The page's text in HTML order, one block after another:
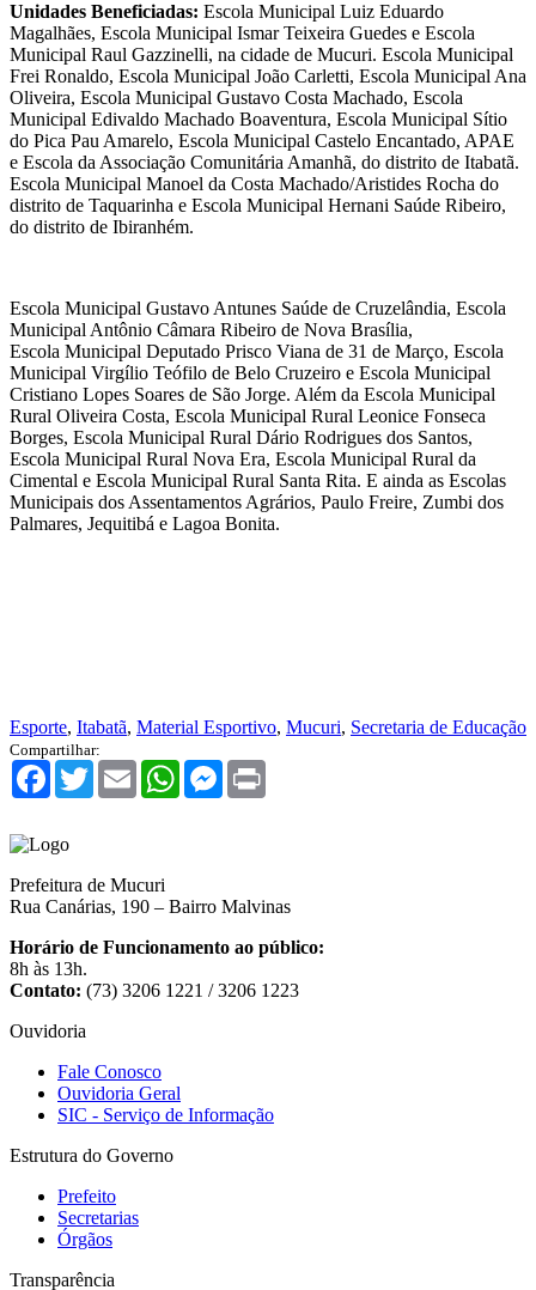
Unidades Beneficiadas: Escola Municipal Luiz Eduardo
Magalhães, Escola Municipal Ismar Teixeira Guedes e Escola
Municipal Raul Gazzinelli, na cidade de Mucuri. Escola Municipal
Frei Ronaldo, Escola Municipal João Carletti, Escola Municipal Ana
Oliveira, Escola Municipal Gustavo Costa Machado, Escola
Municipal Edivaldo Machado Boaventura, Escola Municipal Sítio
do Pica Pau Amarelo, Escola Municipal Castelo Encantado, APAE
e Escola da Associação Comunitária Amanhã, do distrito de Itabatã.
Escola Municipal Manoel da Costa Machado/Aristides Rocha do
distrito de Taquarinha e Escola Municipal Hernani Saúde Ribeiro,
do distrito de Ibiranhém.
Escola Municipal Gustavo Antunes Saúde de Cruzelândia, Escola
Municipal Antônio Câmara Ribeiro de Nova Brasília,
Escola Municipal Deputado Prisco Viana de 31 de Março, Escola
Municipal Virgílio Teófilo de Belo Cruzeiro e Escola Municipal
Cristiano Lopes Soares de São Jorge. Além da Escola Municipal
Rural Oliveira Costa, Escola Municipal Rural Leonice Fonseca
Borges, Escola Municipal Rural Dário Rodrigues dos Santos,
Escola Municipal Rural Nova Era, Escola Municipal Rural da
Cimental e Escola Municipal Rural Santa Rita. E ainda as Escolas
Municipais dos Assentamentos Agrários, Paulo Freire, Zumbi dos
Palmares, Jequitibá e Lagoa Bonita.
Esporte, Itabatã, Material Esportivo, Mucuri, Secretaria de Educação
Compartilhar:
Facebook
TwitterEmail WhatsAppMessenger
Prefeitura de Mucuri
Rua Canárias, 190 – Bairro Malvinas
Horário de Funcionamento ao público:
8h às 13h.
Contato: (73) 3206 1221 / 3206 1223
Ouvidoria
Fale Conosco
Ouvidoria Geral
SIC - Serviço de Informação
Estrutura do Governo
Prefeito
Secretarias
Órgãos
Transparência